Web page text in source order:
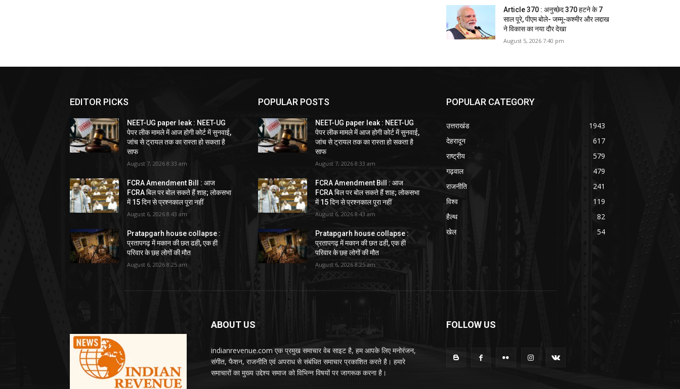
Article 370 : अनुच्छेद 370 हटने के 7
साल पूरे, पीएम बोले- जम्मू-कश्मीर और लद्दाख
ने विकास का नया दौर देखा
August 5, 2026 7:40 pm
EDITOR PICKS
NEET-UG paper leak : NEET-UG
पेपर लीक मामले में आज होगी कोर्ट में सुनवाई,
जांच से ट्रायल तक का रास्ता हो सकता है
साफ
August 7, 2026 8:33 am
FCRA Amendment Bill : आज
FCRA बिल पर बोल सकते हैं शाह; लोकसभा
में 15 दिन से प्रश्नकाल पूरा नहीं
August 6, 2026 8:43 am
Pratapgarh house collapse :
प्रतापगढ़ में मकान की छत ढही, एक ही
परिवार के छह लोगों की मौत
August 6, 2026 8:25 am
POPULAR POSTS
NEET-UG paper leak : NEET-UG
पेपर लीक मामले में आज होगी कोर्ट में सुनवाई,
जांच से ट्रायल तक का रास्ता हो सकता है
साफ
August 7, 2026 8:33 am
FCRA Amendment Bill : आज
FCRA बिल पर बोल सकते हैं शाह; लोकसभा
में 15 दिन से प्रश्नकाल पूरा नहीं
August 6, 2026 8:43 am
Pratapgarh house collapse :
प्रतापगढ़ में मकान की छत ढही, एक ही
परिवार के छह लोगों की मौत
August 6, 2026 8:25 am
POPULAR CATEGORY
उत्तराखंड
1943
देहरादून
617
राष्ट्रीय
579
गढ़वाल
479
राजनीति
241
विश्व
119
हैल्थ
82
खेल
54
ABOUT US
indianrevenue.com एक प्रमुख समाचार वेब साइट है, हम आपके लिए मनोरंजन,
संगीत, फैशन, राजनीति एवं अपराध से संबंधित समाचार प्रकाशित करते है। हमारे
समाचारों का मुख्य उद्देश्य समाज को विभिन्न विषयों पर जागरूक करना है।
FOLLOW US